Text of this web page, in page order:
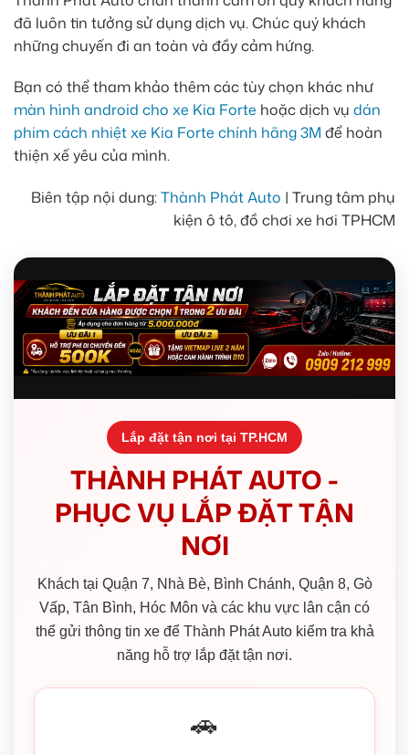
đã luôn tin tưởng sử dụng dịch vụ. Chúc quý khách
những chuyến đi an toàn và đầy cảm hứng.
Bạn có thể tham khảo thêm các tùy chọn khác như
màn hình android cho xe Kia Forte hoặc dịch vụ dán
phim cách nhiệt xe Kia Forte chính hãng 3M để hoàn
thiện xế yêu của mình.
Biên tập nội dung:Thành Phát Auto | Trung tâm phụ
kiện ô tô, đồ chơi xe hơi TPHCM
Lắp đặt tận nơi tại TP.HCM
THÀNH PHÁT AUTO -
PHỤC VỤ LẮP ĐẶT TẬN
NƠI
Khách tại Quận 7, Nhà Bè, Bình Chánh, Quận 8, Gò
Vấp, Tân Bình, Hóc Môn và các khu vực lân cận có
thể gửi thông tin xe để Thành Phát Auto kiểm tra khả
năng hỗ trợ lắp đặt tận nơi.
🚗